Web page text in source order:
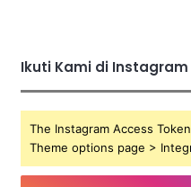
Ikuti Kami di Instagram
The Instagram Access
Theme options page >